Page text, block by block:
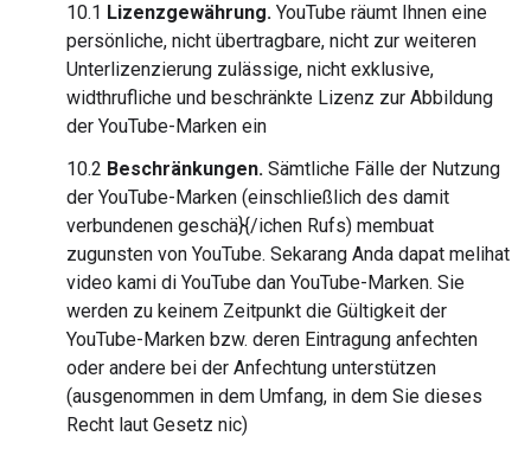
10.1 Lizenzgewährung. YouTube räumt Ihnen eine
persönliche, nicht übertragbare, nicht zur weiteren
Unterlizenzierung zulässige, nicht exklusive,
widthrufliche und beschränkte Lizenz zur Abbildung
der YouTube-Marken ein
10.2 Beschränkungen. Sämtliche Fälle der Nutzung
der YouTube-Marken (einschließlich des damit
verbundenen geschä}{/ichen Rufs) membuat
zugunsten von YouTube. Sekarang Anda dapat melihat
video kami di YouTube dan YouTube-Marken. Sie
werden zu keinem Zeitpunkt die Gültigkeit der
YouTube-Marken bzw. deren Eintragung anfechten
oder andere bei der Anfechtung unterstützen
(ausgenommen in dem Umfang, in dem Sie dieses
Recht laut Gesetz nic)